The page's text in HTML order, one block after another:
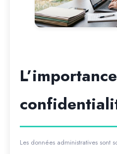
Les données administratives sont